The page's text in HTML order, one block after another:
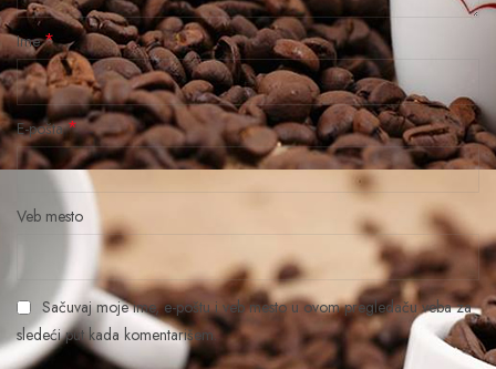
Ime*
E-pošta*
Veb mesto
Sačuvaj moje ime, e-poštu i veb mesto u ovom pregledaču veba za
sledeći put kada komentarišem.